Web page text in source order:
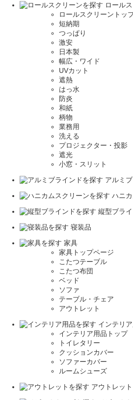
ロール
ロールスクリーントッ
短納期
つっぱり
激安
日本製
幅広・ワイド
UVカット
遮熱
はっ水
防炎
和紙
柄物
業務用
洗える
プロジェクター・投影
遮光
小窓・スリット
アルミ
ハニ
縦型ブラ
寝装品
家具
家具トップページ
こたつテーブル
こたつ布団
ベッド
ソファ
テーブル・チェア
アウトレット
インテリ
インテリア用品トップ
トイレタリー
クッションカバー
ソファーカバー
ルームシューズ
アウトレット